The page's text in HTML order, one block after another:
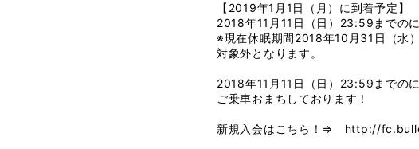
【2019年1月1日（月）に到着予定】
2018年11月11日（日）23:59までの
※現在休眠期間2018年10月31日（水
対象外となります。
2018年11月11日（日）23:59までの
ご乗車おまちしております！
新規入会はこちら！⇒ http://